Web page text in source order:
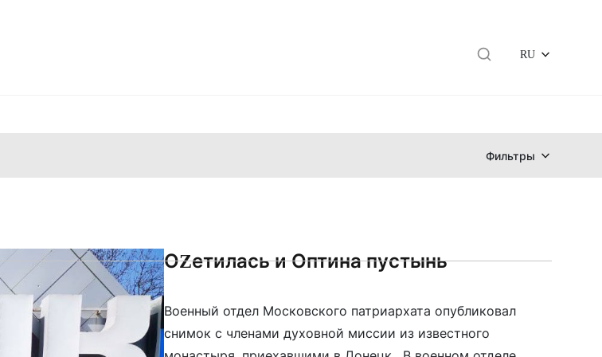
RU
Фильтры
ОZетилась и Оптина пустынь
Военный отдел Московского патриархата опубликовал
снимок с членами духовной миссии из известного